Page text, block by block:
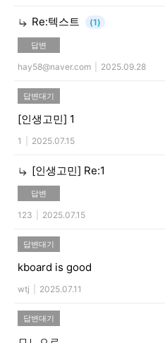
Re:텍스트 (1)
답변
hay58@naver.com 2025.09.28
답변대기
[인생고민] 1
1 2025.07.15
[인생고민] Re:1
답변
123 2025.07.15
답변대기
kboard is good
wtj 2025.07.11
답변대기